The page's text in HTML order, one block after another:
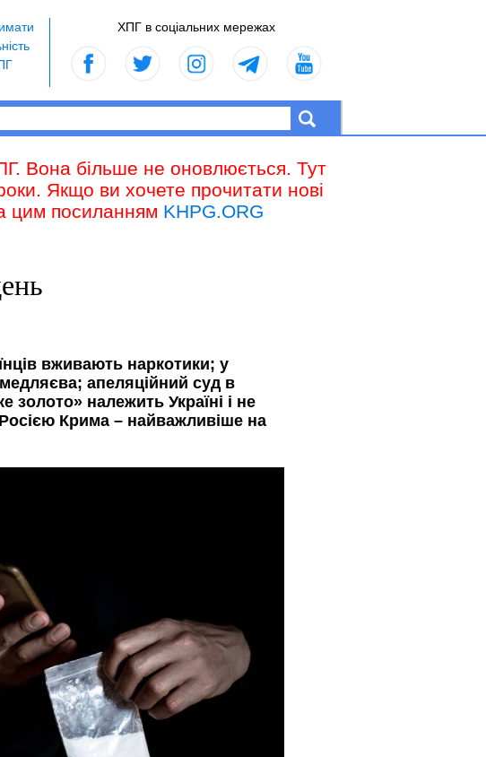
ХПГ в соціальних мережах
Вона більше не оновлюється. Тут
Якщо ви хочете прочитати нові
цим посиланням KHPG.ORG
вживають наркотики; у
апеляційний суд в
належить Україні і не
Крима – найважливіше на